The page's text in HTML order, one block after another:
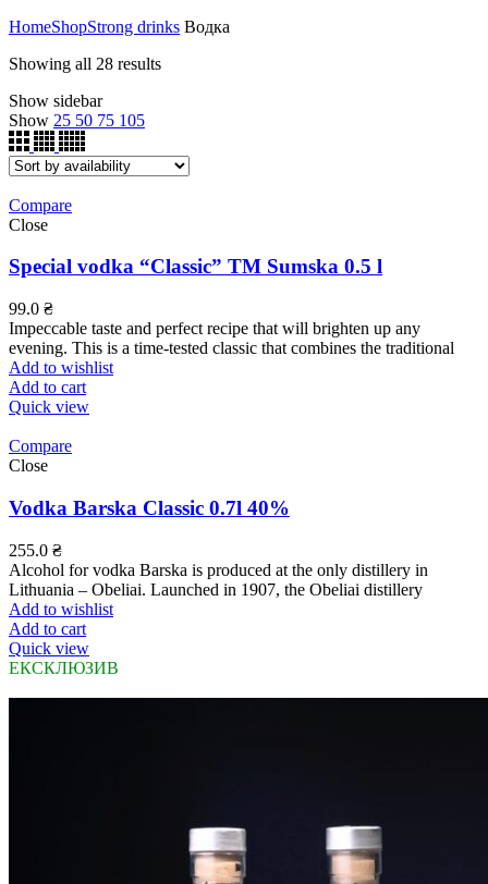
HomeShopStrong drinks Водка
Showing all 28 results
Show sidebar
Show 25 50 75 105
Compare
Close
Special vodka “Classic” TM Sumska 0.5 l
99.0 ₴
Impeccable taste and perfect recipe that will brighten up any
evening. This is a time-tested classic that combines the traditional
Add to wishlist
Add to cart
Quick view
Compare
Close
Vodka Barska Classic 0.7l 40%
255.0 ₴
Alcohol for vodka Barska is produced at the only distillery in
Lithuania – Obeliai. Launched in 1907, the Obeliai distillery
Add to wishlist
Add to cart
Quick view
ЕКСКЛЮЗИВ